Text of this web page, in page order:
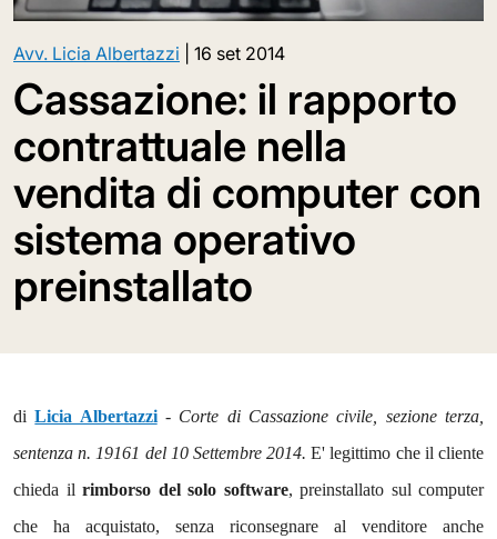
Avv. Licia Albertazzi 16 set 2014
Cassazione: il rapporto
contrattuale nella
vendita di computer con
sistema operativo
preinstallato
diLicia Albertazzi- Corte di Cassazione civile, sezione terza,
sentenza n. 19161 del 10 Settembre 2014.E' legittimo che il cliente
chieda il rimborso del solo software, preinstallato sul computer
che ha acquistato, senza riconsegnare al venditore anche